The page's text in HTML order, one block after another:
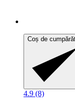
Coș de
4.9 (8)